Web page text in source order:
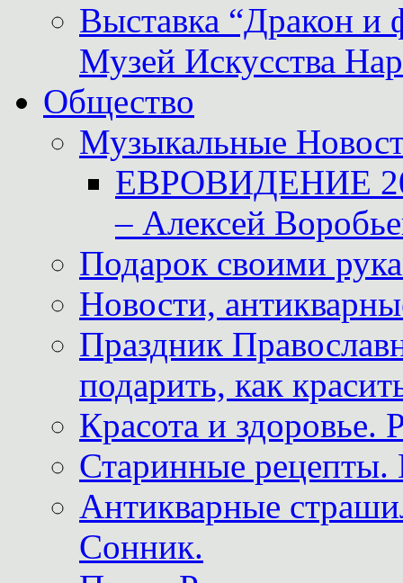
Выставка “Дракон и
Музей Искусства
Общество
Музыкальные
ЕВРОВИДЕНИЕ
– Алексей
Подарок своими
Новости,
Праздник
подарить, как
Красота и здоровье.
Старинные рецепты.
Антикварные
Сонник.